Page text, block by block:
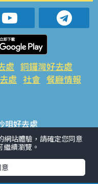
處 銅鑼灣好去處
處 社會 餐廳情報
咀好去處
處 旺角好去處 社會
食社群熱話
站體驗，請確定您同意
繼續瀏覽。